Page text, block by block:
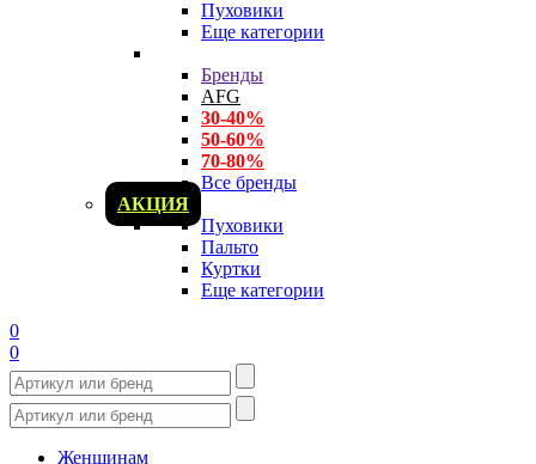
Пуховики
Еще категории
Бренды
AFG
30-40%
50-60%
70-80%
Все бренды
АКЦИЯ
Пуховики
Пальто
Куртки
Еще категории
0
0
Женщинам